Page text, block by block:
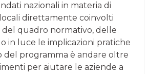
nazionali in materia di
direttamente coinvolti
quadro normativo, delle
in luce le implicazioni pratiche
del programma è andare oltre
per aiutare le aziende a